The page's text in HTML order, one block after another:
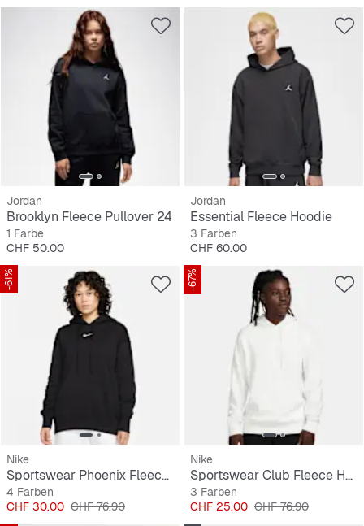
Jordan
Brooklyn Fleece Pullover 24
1 Farbe
Preis
CHF 50.00
Jordan
Essential Fleece Hoodie
3 Farben
Preis
CHF 60.00
-61%
Nike
Sportswear Phoenix Fleece Oversized Hoodie
4 Farben
Preis
CHF 30.00 Originalpreis
CHF 76.90
-67%
Nike
Sportswear Club Fleece Hoodie
3 Farben
Preis
CHF 25.00 Originalpreis
CHF 76.90